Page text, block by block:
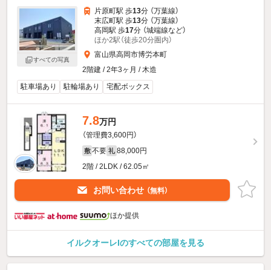
すべての写真
片原町駅 歩13分 （万葉線）
末広町駅 歩13分 （万葉線）
高岡駅 歩17分 （城端線など）
ほか2駅（徒歩20分圏内）
富山県高岡市博労本町
2階建 / 2年3ヶ月 / 木造
駐車場あり
駐輪場あり 宅配ボックス
7.8万円
（管理費3,600円）
敷 不要 礼 88,000円
2階 / 2LDK / 62.05㎡
お問い合わせ （無料）
ほか提供
イルクオーレIのすべての部屋を見る